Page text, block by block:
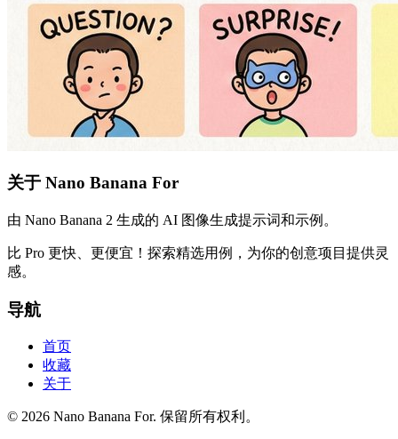
关于 Nano Banana For
由 Nano Banana 2 生成的 AI 图像生成提示词和示例。
比 Pro 更快、更便宜！探索精选用例，为你的创意项目提供灵
感。
导航
首页
收藏
关于
© 2026 Nano Banana For. 保留所有权利。